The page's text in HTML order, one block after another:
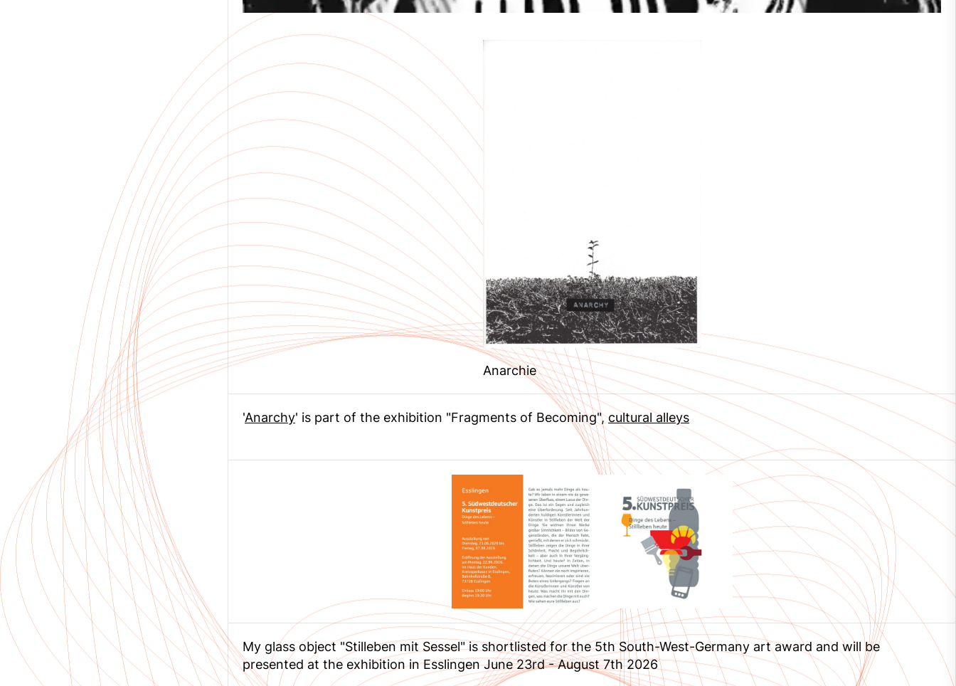
Anarchie
'Anarchy' is part of the exhibition "Fragments of Becoming",cultural alleys
My glass object "Stilleben mit Sessel" is shortlisted for the 5th South-West-Germany art award and will be
presented at the exhibition in Esslingen June 23rd - August 7th 2026